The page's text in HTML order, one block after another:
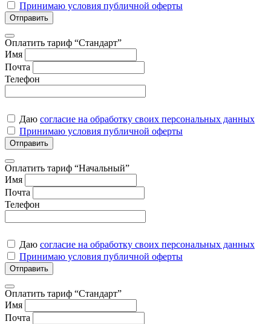
Принимаю условия публичной оферты
Отправить
Оплатить тариф “Стандарт”
Имя
Почта
Телефон
Даю согласие на обработку своих персональных данных
Принимаю условия публичной оферты
Отправить
Оплатить тариф “Начальный”
Имя
Почта
Телефон
Даю согласие на обработку своих персональных данных
Принимаю условия публичной оферты
Отправить
Оплатить тариф “Стандарт”
Имя
Почта